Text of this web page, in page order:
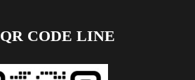
QR CODE LINE